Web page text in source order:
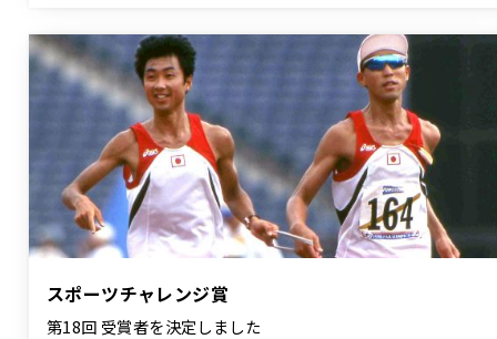
スポーツチャレンジ賞
第18回 受賞者を決定しました